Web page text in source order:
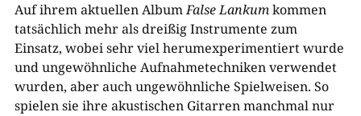
Auf ihrem aktuellen AlbumFalse Lankumkommen
tatsächlich mehr als dreißig Instrumente zum
Einsatz, wobei sehr viel herumexperimentiert wurde
und ungewöhnliche Aufnahmetechniken verwendet
wurden, aber auch ungewöhnliche Spielweisen. So
spielen sie ihre akustischen Gitarren manchmal nur